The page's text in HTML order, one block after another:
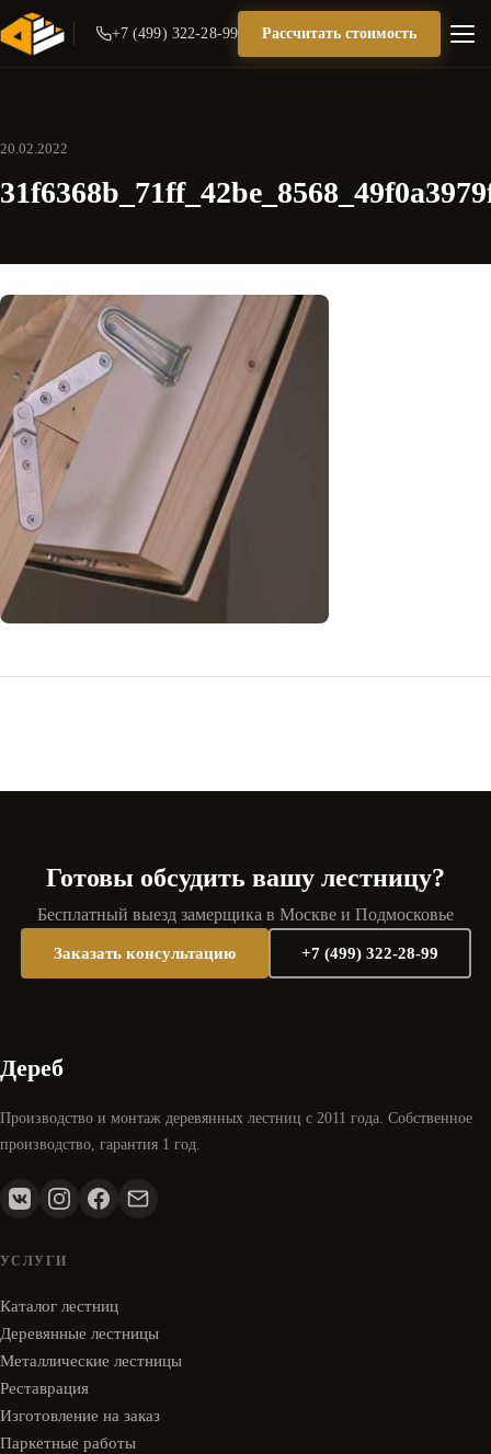
+7 (499) 322-28-99 Рассчитать стоимость
20.02.2022
Готовы обсудить вашу лестницу?
Бесплатный выезд замерщика в Москве и Подмосковье
Заказать консультацию +7 (499) 322-28-99
Дереб
Производство и монтаж деревянных лестниц с 2011 года. Собственное
производство, гарантия 1 год.
УСЛУГИ
Каталог лестниц
Деревянные лестницы
Металлические лестницы
Реставрация
Изготовление на заказ
Паркетные работы